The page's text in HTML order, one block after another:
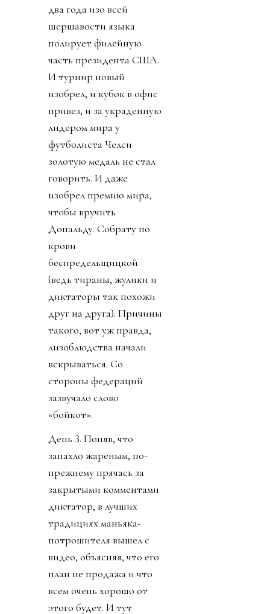
два года изо всей
шершавости языка
полирует филейную
часть президента США.
И турнир новый
изобрел, и кубок в офис
привез, и за украденную
лидером мира у
футболиста Челси
золотую медаль не стал
говорить. И даже
изобрел премию мира,
чтобы вручить
Дональду. Собрату по
крови
беспредельщицкой
(ведь тираны, жулики и
диктаторы так похожи
друг на друга). Причины
такого, вот уж правда,
лизоблюдства начали
вскрываться. Со
стороны федераций
зазвучало слово
«бойкот».
День 3. Поняв, что
запахло жареным, по-
прежнему прячась за
закрытыми комментами
диктатор, в лучших
традициях маньяка-
потрошителя вышел с
видео, объясняя, что его
план не продажа и что
всем очень хорошо от
этого будет. И тут